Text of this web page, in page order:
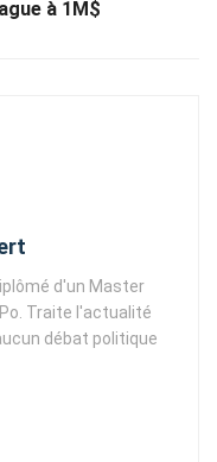
à 1M$
d'un Master
Traite l'actualité
débat politique